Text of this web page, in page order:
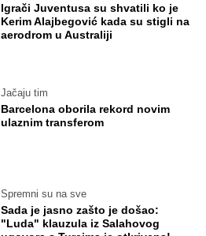
Igrači Juventusa su shvatili ko je
Kerim Alajbegović kada su stigli na
aerodrom u Australiji
Jačaju tim
Barcelona oborila rekord novim
ulaznim transferom
Spremni su na sve
Sada je jasno zašto je došao:
"Luda" klauzula iz Salahovog